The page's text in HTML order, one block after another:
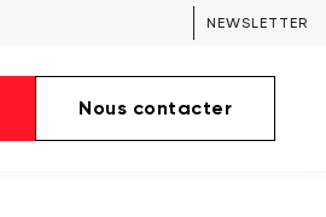
NEWSLETTER
Nous contacter